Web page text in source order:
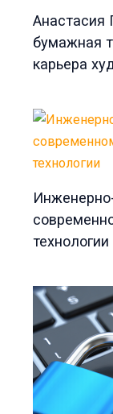
Анастасия
бумажная
карьера
технологии